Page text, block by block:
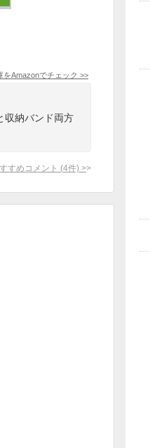
をAmazonでチェック >>
収納バンド両方
すめコメント (4件) >